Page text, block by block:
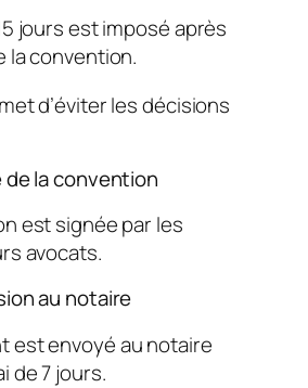
jours est imposé après
la convention.
d’éviter les décisions
la convention
est signée par les
avocats.
au notaire
est envoyé au notaire
de 7 jours.